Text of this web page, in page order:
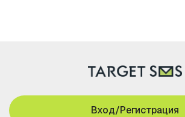
Вход/Регистрация